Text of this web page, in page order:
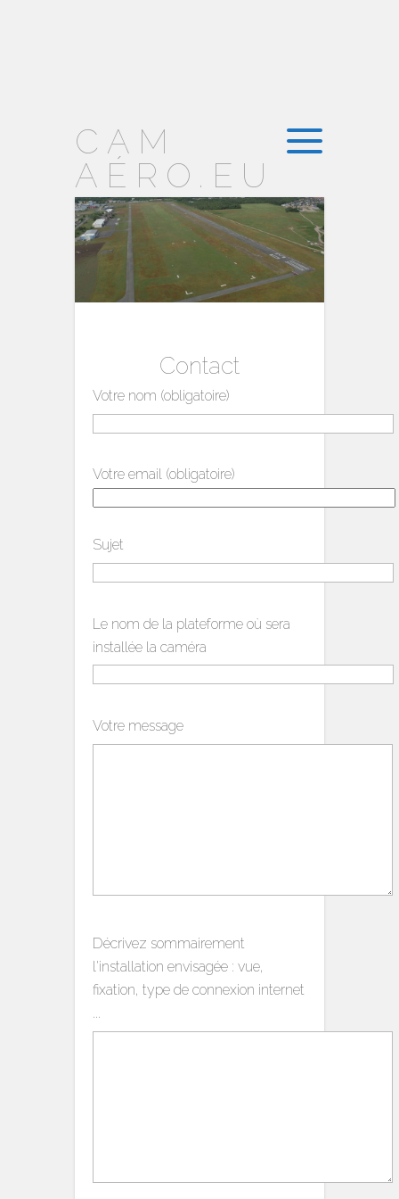
CAM
AÉRO.EU
Contact
Votre nom (obligatoire)
Votre email (obligatoire)
Sujet
Le nom de la plateforme où sera
installée la caméra
Votre message
Décrivez sommairement
l'installation envisagée : vue,
fixation, type de connexion internet
...